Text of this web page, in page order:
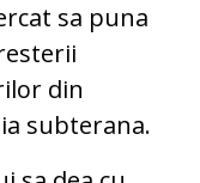
sa puna
din
subterana.